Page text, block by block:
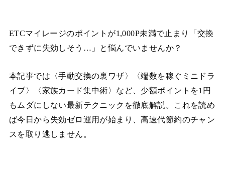
ETCマイレージのポイントが1,000P未満で止まり「交換
できずに失効しそう…」と悩んでいませんか？
本記事では〈手動交換の裏ワザ〉〈端数を稼ぐミニドラ
イブ〉〈家族カード集中術〉など、少額ポイントを1円
もムダにしない最新テクニックを徹底解説。これを読め
ば今日から失効ゼロ運用が始まり、高速代節約のチャン
スを取り逃しません。